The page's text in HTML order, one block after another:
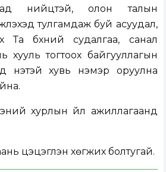
нийцтэй, олон талын
тулгамдаж буй асуудал,
Та бүхний судалгаа, санал
хууль тогтоох байгууллагын
үнэтэй хувь нэмэр оруулна
хурлын үйл ажиллагаанд
цэцэглэн хөгжих болтугай.